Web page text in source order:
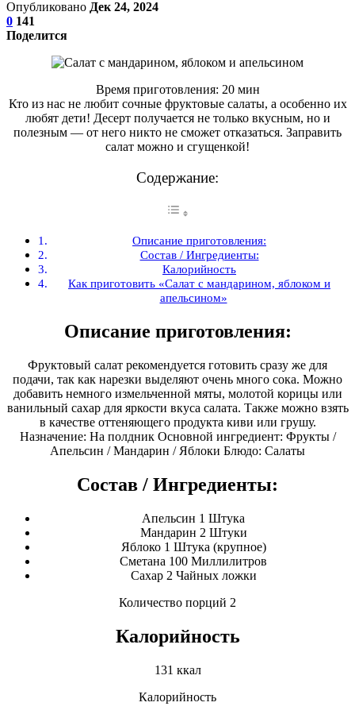
Опубликовано Дек 24, 2024
0 141
Поделится
Время приготовления: 20 мин
Кто из нас не любит сочные фруктовые салаты, а особенно их
любят дети! Десерт получается не только вкусным, но и
полезным — от него никто не сможет отказаться. Заправить
салат можно и сгущенкой!
Содержание:
Описание приготовления:
Состав / Ингредиенты:
Калорийность
Как приготовить «Салат с мандарином, яблоком и
апельсином»
Описание приготовления:
Фруктовый салат рекомендуется готовить сразу же для
подачи, так как нарезки выделяют очень много сока. Можно
добавить немного измельченной мяты, молотой корицы или
ванильный сахар для яркости вкуса салата. Также можно взять
в качестве оттеняющего продукта киви или грушу.
Назначение: На полдник Основной ингредиент: Фрукты /
Апельсин / Мандарин / Яблоки Блюдо: Салаты
Состав / Ингредиенты:
Апельсин 1 Штука
Мандарин 2 Штуки
Яблоко 1 Штука (крупное)
Сметана 100 Миллилитров
Сахар 2 Чайных ложки
Количество порций 2
Калорийность
131 ккал
Калорийность